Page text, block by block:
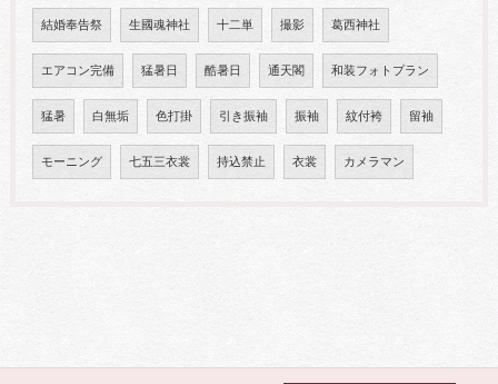
結婚奉告祭 生國魂神社 十二単 撮影 葛西神社
エアコン完備 猛暑日 酷暑日 通天閣 和装フォトプラン
猛暑 白無垢 色打掛 引き振袖 振袖 紋付袴 留袖
モーニング 七五三衣裳 持込禁止 衣裳 カメラマン